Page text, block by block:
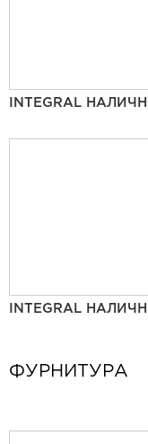
INTEGRAL
INTEGRAL
ФУРНИТУРА